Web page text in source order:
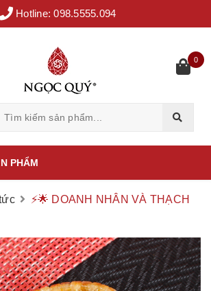
Hotline:098.5555.094
0
PHẨM
⚡️🌟 DOANH NHÂN VÀ THẠCH